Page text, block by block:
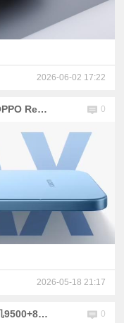
2026-06-02 17:22
周四见，小米17 Max与YU7 GT定档 | OPPO Reno16与荣耀600系列将同日发布，相隔1小时 0
2026-05-18 21:17
3499元起，一加Ace 6至尊版发布：天玑9500+8600mAh电池+120W快充 0